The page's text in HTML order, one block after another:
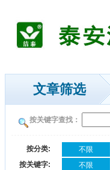
文章筛选
按关键字查找：
按分类: 不限
按关键字:
不限